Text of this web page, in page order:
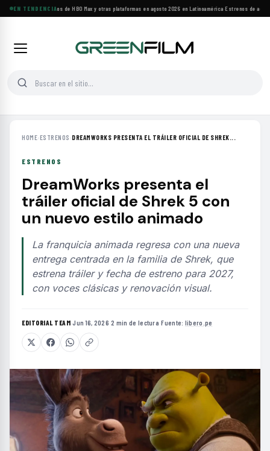
EN TENDENCIA
Principales estrenos de HBO Max y otras plataformas en agosto 2026 en Latinoamérica·Estrenos de
HOME›ESTRENOS ›DREAMWORKS PRESENTA EL TRÁILER OFICIAL DE SHREK...
ESTRENOS
DreamWorks presenta el
tráiler oficial de Shrek 5 con
un nuevo estilo animado
La franquicia animada regresa con una nueva
entrega centrada en la familia de Shrek, que
estrena tráiler y fecha de estreno para 2027,
con voces clásicas y renovación visual.
EDITORIAL TEAM·Jun 16, 2026·2 min de lectura·Fuente: libero.pe